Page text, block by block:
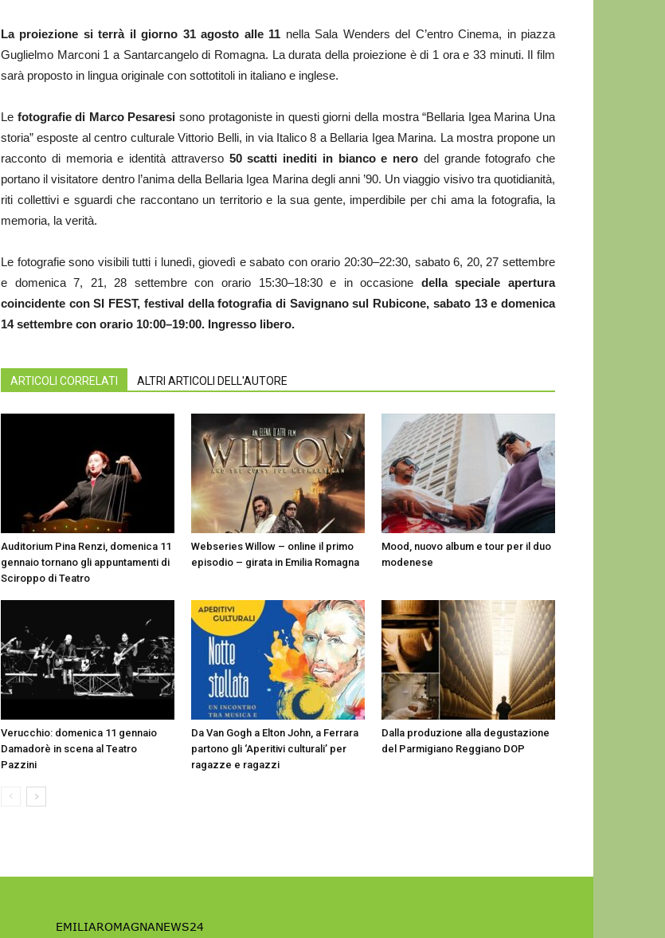
La proiezione si terrà il giorno 31 agosto alle 11 nella Sala Wenders del C’entro Cinema, in piazza
Guglielmo Marconi 1 a Santarcangelo di Romagna. La durata della proiezione è di 1 ora e 33 minuti. Il film
sarà proposto in lingua originale con sottotitoli in italiano e inglese.
Le fotografie di Marco Pesaresi sono protagoniste in questi giorni della mostra “Bellaria Igea Marina Una
storia” esposte al centro culturale Vittorio Belli, in via Italico 8 a Bellaria Igea Marina. La mostra propone un
racconto di memoria e identità attraverso 50 scatti inediti in bianco e nero del grande fotografo che
portano il visitatore dentro l’anima della Bellaria Igea Marina degli anni ’90. Un viaggio visivo tra quotidianità,
riti collettivi e sguardi che raccontano un territorio e la sua gente, imperdibile per chi ama la fotografia, la
memoria, la verità.
Le fotografie sono visibili tutti i lunedì, giovedì e sabato con orario 20:30–22:30, sabato 6, 20, 27 settembre
e domenica 7, 21, 28 settembre con orario 15:30–18:30 e in occasione della speciale apertura
coincidente con SI FEST, festival della fotografia di Savignano sul Rubicone, sabato 13 e domenica
14 settembre con orario 10:00–19:00. Ingresso libero.
ARTICOLI CORRELATI ALTRI ARTICOLI DELL'AUTORE
Auditorium Pina Renzi, domenica 11
gennaio tornano gli appuntamenti di
Sciroppo di Teatro
Webseries Willow – online il primo
episodio – girata in Emilia Romagna
Mood, nuovo album e tour per il duo
modenese
Verucchio: domenica 11 gennaio
Damadorè in scena al Teatro
Pazzini
Da Van Gogh a Elton John, a Ferrara
partono gli ‘Aperitivi culturali’ per
ragazze e ragazzi
Dalla produzione alla degustazione
del Parmigiano Reggiano DOP